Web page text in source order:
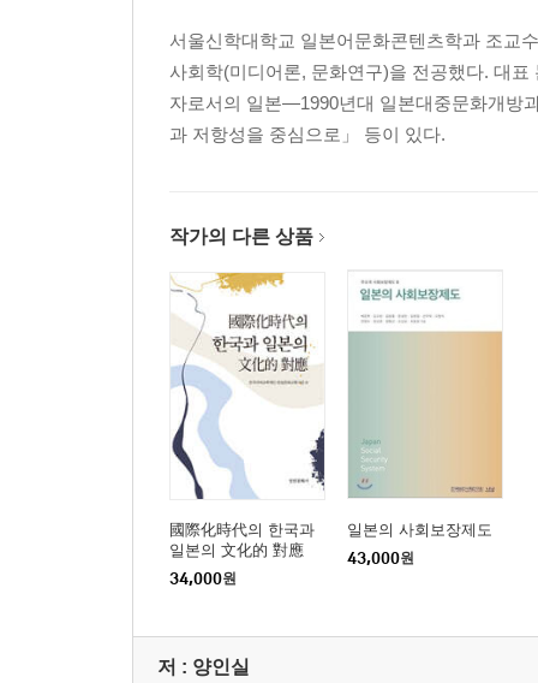
1. 해외드라마로서의 한국 드라마 54
2. 인터넷 우익과 한국 드라마 57
Ⅳ. 다시 일본에 ‘불시착’한 한국 드라마 60
1. [사랑의 불시착] 관련 데이터로 보는 일본에서의
1. 『아사히 신문』의 [사랑의 불시착] 관련 기사들
3. 일본 드라마의 “답답함” 72
Ⅵ. 결론을 대신하여│익숙하지만 낯선, 낯설지만
│음영철│
베트남의 한류 현상 고찰 ―한국 드라마를 중심으로
Ⅰ. 머리말 83
Ⅱ. 베트남 국민의 한류 인식 88
Ⅳ. 한국 드라마의 미적 구조 94
1. [꽃보다 남자]: 여성의 주체적 성장 서사 94
Ⅴ. 맺음말 100
서울신학대학교 일본어문화콘텐츠학과 조교
사회학(미디어론, 문화연구)을 전공했다. 대
자로서의 일본―1990년대 일본대중문화개방
과 저항성을 중심으로」 등이 있다.
작가의 다른 상품
國際化時代의 한국과
일본의 文化的 對應
34,000원
일본의 사회보장제도
43,000원
저 : 양인실